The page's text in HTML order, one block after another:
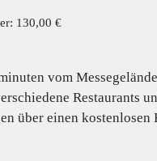
130,00 €
vom
Restaurants
über einen kostenlosen